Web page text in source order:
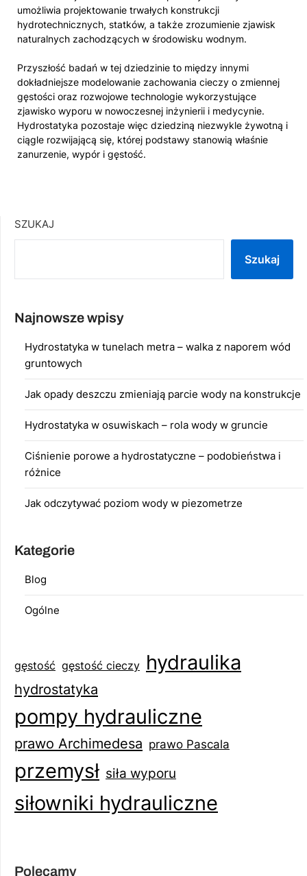
umożliwia projektowanie trwałych konstrukcji
hydrotechnicznych, statków, a także zrozumienie zjawisk
naturalnych zachodzących w środowisku wodnym.
Przyszłość badań w tej dziedzinie to między innymi
dokładniejsze modelowanie zachowania cieczy o zmiennej
gęstości oraz rozwojowe technologie wykorzystujące
zjawisko wyporu w nowoczesnej inżynierii i medycynie.
Hydrostatyka pozostaje więc dziedziną niezwykle żywotną i
ciągle rozwijającą się, której podstawy stanowią właśnie
zanurzenie, wypór i gęstość.
SZUKAJ
Szukaj
Najnowsze wpisy
Hydrostatyka w tunelach metra – walka z naporem wód
gruntowych
Jak opady deszczu zmieniają parcie wody na konstrukcje
Hydrostatyka w osuwiskach – rola wody w gruncie
Ciśnienie porowe a hydrostatyczne – podobieństwa i
różnice
Jak odczytywać poziom wody w piezometrze
Kategorie
Blog
Ogólne
gęstość gęstość cieczy hydraulika
hydrostatyka
pompy hydrauliczne
prawo Archimedesa prawo Pascala
przemysł siła wyporu
siłowniki hydrauliczne
Polecamy